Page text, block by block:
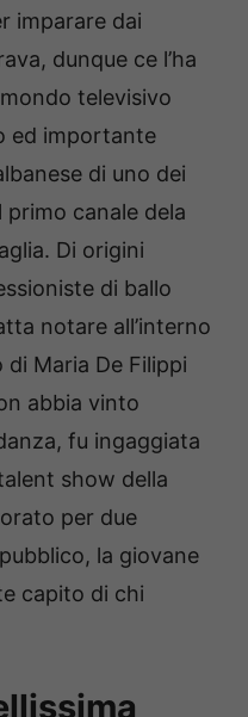
imparare dai
dunque ce l’ha
televisivo
ed importante
di uno dei
canale dela
Di origini
di ballo
notare all’interno
Maria De Filippi
abbia vinto
fu ingaggiata
show della
per due
la giovane
capito di chi